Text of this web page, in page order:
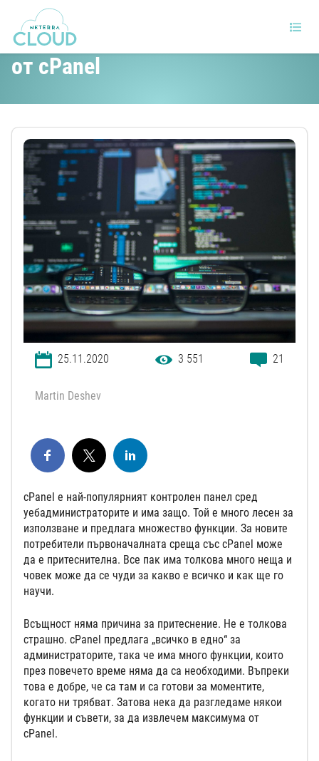
Как да извлечем максимума
от cPanel
25.11.2020 3 551 21
Martin Deshev
cPanel е най-популярният контролен панел сред
уебадминистраторите и има защо. Той е много лесен за
използване и предлага множество функции. За новите
потребители първоначалната среща със cPanel може
да е притеснителна. Все пак има толкова много неща и
човек може да се чуди за какво е всичко и как ще го
научи.
Всъщност няма причина за притеснение. Не е толкова
страшно. cPanel предлага „всичко в едно“ за
администраторите, така че има много функции, които
през повечето време няма да са необходими. Въпреки
това е добре, че са там и са готови за моментите,
когато ни трябват. Затова нека да разгледаме някои
функции и съвети, за да извлечем максимума от
cPanel.